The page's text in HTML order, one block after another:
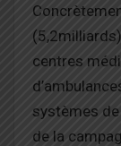
centres
systèmes
de la